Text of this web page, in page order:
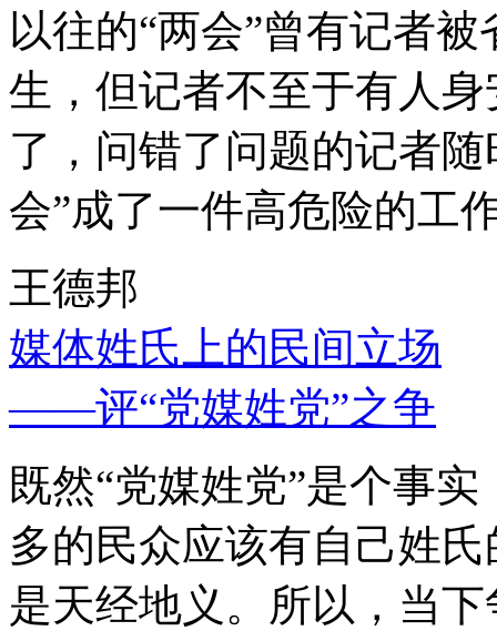
以往的“两会”曾有记者
生，但记者不至于有人
了，问错了问题的记者
会”成了一件高危险的工
王德邦
媒体姓氏上的民间立场
——评“党媒姓党”之争
既然“党媒姓党”是个事
多的民众应该有自己姓
是天经地义。所以，当